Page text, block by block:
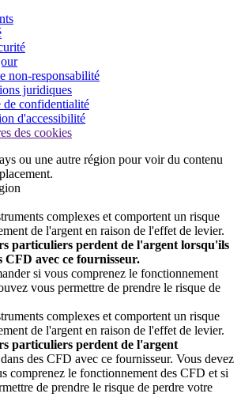
non-responsabilité
juridiques
de confidentialité
d'accessibilité
des cookies
ou une autre région pour voir du contenu
complexes et comportent un risque
de l'argent en raison de l'effet de levier.
particuliers perdent de l'argent lorsqu'ils
CFD avec ce fournisseur.
si vous comprenez le fonctionnement
vous permettre de prendre le risque de
complexes et comportent un risque
de l'argent en raison de l'effet de levier.
particuliers perdent de l'argent
des CFD avec ce fournisseur. Vous devez
comprenez le fonctionnement des CFD et si
de prendre le risque de perdre votre